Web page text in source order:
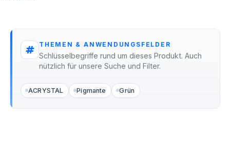
THEMEN & ANWENDUNGSFELDER
Schlüsselbegriffe rund um dieses Produkt. Auch
nützlich für unsere Suche und Filter.
ACRYSTAL Pigmante Grün